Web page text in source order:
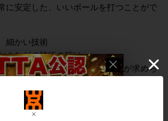
に安定した、いいボールを打つことがで
細かい技術
キなどの技術の時は
出る反面、繊細なボールタッチが求めら
けで、レシーブしようとすれば
が災いし、敏感に反応します。